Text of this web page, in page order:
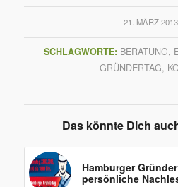
21. MÄRZ 2013
/
SCHLAGWORTE: BERATUNG,
GRÜNDERTAG,
Das könnte Dich
Hamburger
persönliche